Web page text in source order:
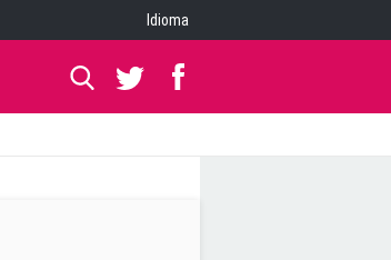
Idioma